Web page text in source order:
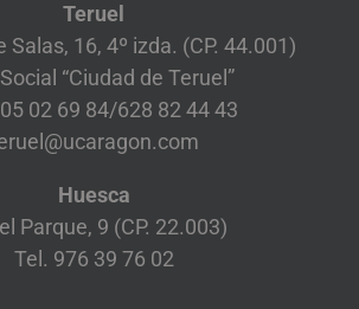
Teruel
Salas, 16, 4º izda. (CP. 44.001)
“Ciudad de Teruel”
02 69 84/628 82 44 43
Huesca
Parque, 9 (CP. 22.003)
Tel. 976 39 76 02